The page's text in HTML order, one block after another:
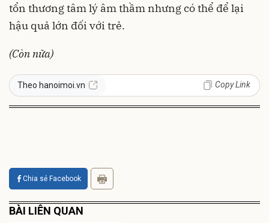
tổn thương tâm lý âm thầm nhưng có thể để lại
hậu quả lớn đối với trẻ.
(Còn nữa)
Theo hanoimoi.vn Copy Link
Chia sẻ Facebook
BÀI LIÊN QUAN